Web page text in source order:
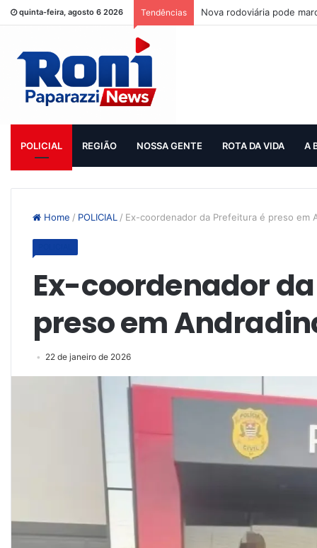
quinta-feira, agosto 6 2026 Tendências Nova rodoviária pode
POLICIAL REGIÃO NOSSA GENTE ROTA DA VIDA A
Home / POLICIAL / Ex-coordenador da Prefeitura é preso em
Ex-coordenador
preso em
22 de janeiro de 2026